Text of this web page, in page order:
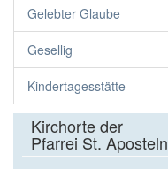
Gelebter Glaube
Gesellig
Kindertagesstätte
Kirchorte der
Pfarrei St. Aposteln